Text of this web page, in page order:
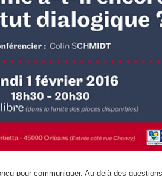
pour communiquer. Au-delà des